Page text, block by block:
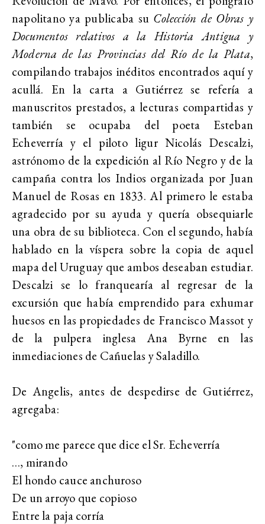
napolitano ya publicaba suColección de Obras y
Documentos relativos a la Historia Antigua y
Moderna de las Provincias del Río de la Plata,
compilando trabajos inéditos encontrados aquí y
acullá. En la carta a Gutiérrez se refería a
manuscritos prestados, a lecturas compartidas y
también se ocupaba del poeta Esteban
Echeverría y el piloto ligur Nicolás Descalzi,
astrónomo de la expedición al Río Negro y de la
campaña contra los Indios organizada por Juan
Manuel de Rosas en 1833. Al primero le estaba
agradecido por su ayuda y quería obsequiarle
una obra de su biblioteca. Con el segundo, había
hablado en la víspera sobre la copia de aquel
mapa del Uruguay que ambos deseaban estudiar.
Descalzi se lo franquearía al regresar de la
excursión que había emprendido para exhumar
huesos en las propiedades de Francisco Massot y
de la pulpera inglesa Ana Byrne en las
inmediaciones de Cañuelas y Saladillo.
De Angelis, antes de despedirse de Gutiérrez,
agregaba:
"como me parece que dice el Sr. Echeverría
…, mirando
El hondo cauce anchuroso
De un arroyo que copioso
Entre la paja corría